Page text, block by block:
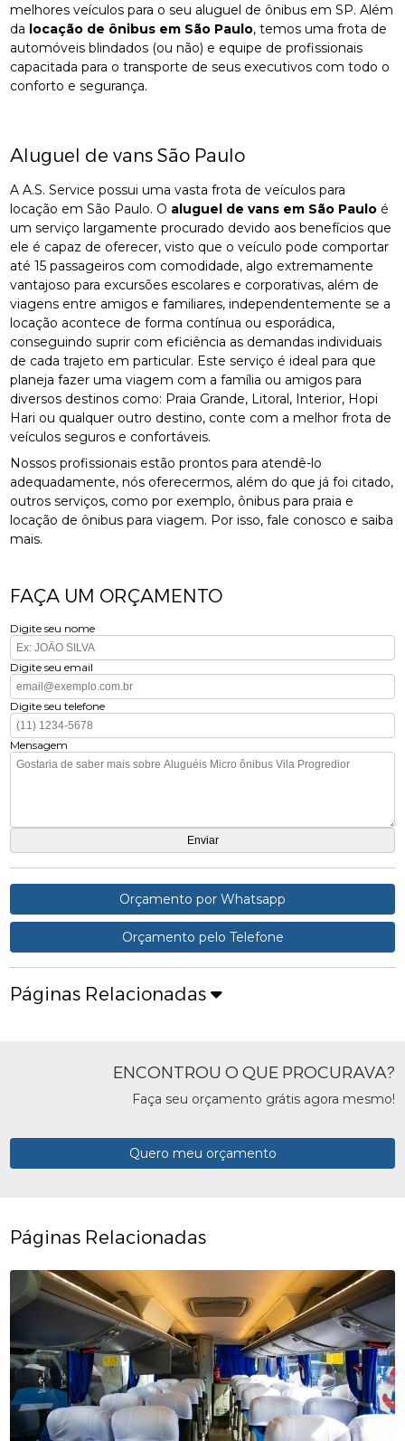
melhores veículos para o seu aluguel de ônibus em SP. Além
da locação de ônibus em São Paulo, temos uma frota de
automóveis blindados (ou não) e equipe de profissionais
capacitada para o transporte de seus executivos com todo o
conforto e segurança.
Aluguel de vans São Paulo
A A.S. Service possui uma vasta frota de veículos para
locação em São Paulo. O aluguel de vans em São Paulo é
um serviço largamente procurado devido aos benefícios que
ele é capaz de oferecer, visto que o veículo pode comportar
até 15 passageiros com comodidade, algo extremamente
vantajoso para excursões escolares e corporativas, além de
viagens entre amigos e familiares, independentemente se a
locação acontece de forma contínua ou esporádica,
conseguindo suprir com eficiência as demandas individuais
de cada trajeto em particular. Este serviço é ideal para que
planeja fazer uma viagem com a família ou amigos para
diversos destinos como: Praia Grande, Litoral, Interior, Hopi
Hari ou qualquer outro destino, conte com a melhor frota de
veículos seguros e confortáveis.
Nossos profissionais estão prontos para atendê-lo
adequadamente, nós oferecermos, além do que já foi citado,
outros serviços, como por exemplo, ônibus para praia e
locação de ônibus para viagem. Por isso, fale conosco e saiba
mais.
FAÇA UM ORÇAMENTO
Digite seu nome
Digite seu email
Digite seu telefone
Mensagem
Orçamento por Whatsapp
Orçamento pelo Telefone
Páginas Relacionadas
ENCONTROU O QUE PROCURAVA?
Faça seu orçamento grátis agora mesmo!
Quero meu orçamento
Páginas Relacionadas